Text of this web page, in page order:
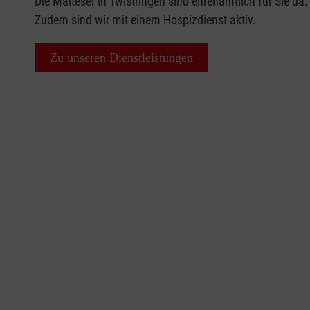
Zudem sind wir mit einem Hospizdienst aktiv.
Zu unseren Dienstleistungen